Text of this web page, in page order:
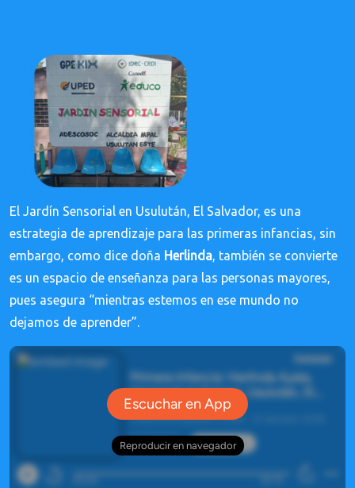
El Jardín Sensorial en Usulután, El Salvador, es una
estrategia de aprendizaje para las primeras infancias, sin
embargo, como dice doña Herlinda, también se convierte
es un espacio de enseñanza para las personas mayores,
pues asegura “mientras estemos en ese mundo no
dejamos de aprender”.